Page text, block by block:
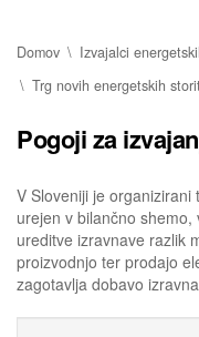
Domov Izvajalci
Trg novih energetskih
Pogoji za
V Sloveniji je
urejen v bilančno
ureditve izravnave razlik
proizvodnjo ter prodajo
zagotavlja dobavo